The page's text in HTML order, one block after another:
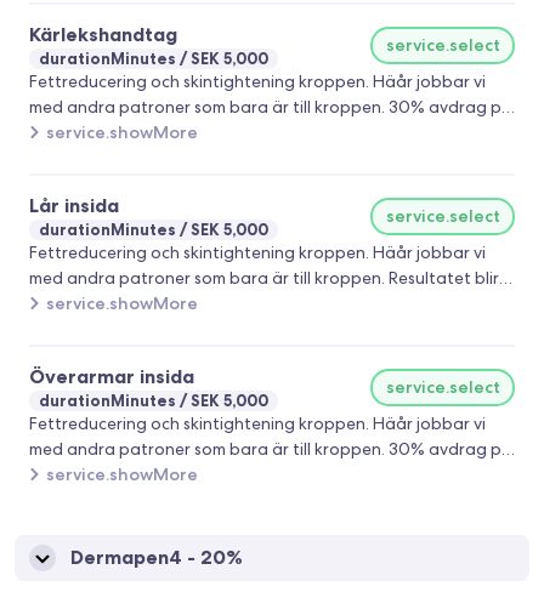
Kärlekshandtag
durationMinutes SEK 5,000
service.select
Fettreducering och skintightening kroppen. Häår jobbar vi
med andra patroner som bara är till kroppen. 30% avdrag på
din behandling dras av på ordinarie pris. Giltigt till och med
service.showMore
Lår insida
durationMinutes SEK 5,000
service.select
Fettreducering och skintightening kroppen. Häår jobbar vi
med andra patroner som bara är till kroppen. Resultatet blir
väldigt fint här. 30% avdrag på din behandling dras av på
service.showMore
Överarmar insida
durationMinutes SEK 5,000
service.select
Fettreducering och skintightening kroppen. Häår jobbar vi
med andra patroner som bara är till kroppen. 30% avdrag på
din behandling dras av på ordinarie pris. Giltigt till och med
service.showMore
Dermapen4 - 20%